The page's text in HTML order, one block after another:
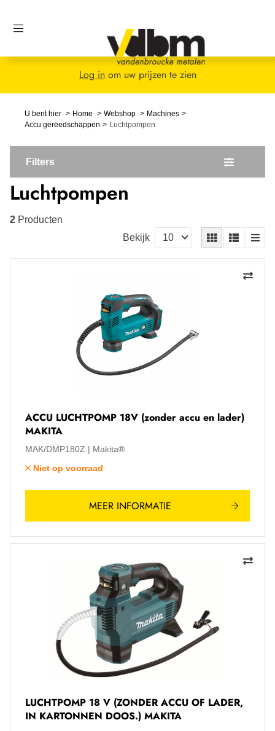
Log inom uw prijzen te zien
U bent hier Home Webshop
Machines
Accu gereedschappen
Luchtpompen
Filters
Luchtpompen
2 Producten
Bekijk
ACCU LUCHTPOMP 18V (zonder accu en lader)
MAKITA
MAK/DMP180Z
Makita®
Niet op voorraad
MEER INFORMATIE
LUCHTPOMP 18 V (ZONDER ACCU OF LADER,
IN KARTONNEN DOOS.) MAKITA